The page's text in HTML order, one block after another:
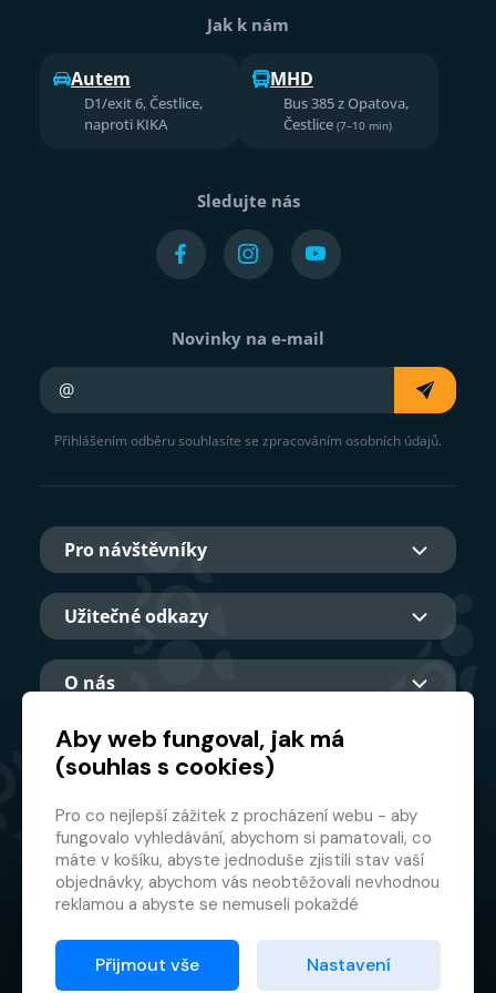
Jak k nám
Autem
D1/exit 6, Čestlice,
naproti KIKA
MHD
Bus 385 z Opatova,
Čestlice (7–10 min)
Sledujte nás
Novinky na e-mail
Přihlášením odběru souhlasíte se zpracováním osobních údajů.
Pro návštěvníky
Užitečné odkazy
O nás
Hlavní partner
© 2026 GMF Aquapark Prague, a.s.
Aby web fungoval, jak má
(souhlas s cookies)
Pro co nejlepší zážitek z procházení webu - aby
fungovalo vyhledávání, abychom si pamatovali, co
máte v košíku, abyste jednoduše zjistili stav vaší
objednávky, abychom vás neobtěžovali nevhodnou
reklamou a abyste se nemuseli pokaždé
Proto od vás potřebujeme souhlas se
zpracováním souborů cookies
Přijmout vše Nastavení